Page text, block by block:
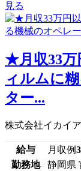
見る
★月収33万
ィルムに
ター...
株式会社イカイ
給与 月収例
勤務地
静岡県